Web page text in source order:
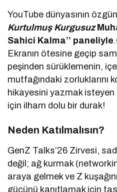
YouTube dünyasının
Kurtulmuş Kurgusuz
Sahici Kalma’’ paneliyle
Ekranın ötesine geçip
peşinden sürüklemenin,
mutfağındaki zorluklarını
hikayesini yazmak isteyen
için ilham dolu bir durak!
Neden Katılmalısın?
GenZ Talks’26 Zirvesi,
değil; ağ kurmak
araya gelmek ve Z
gücünü kanıtlamak için